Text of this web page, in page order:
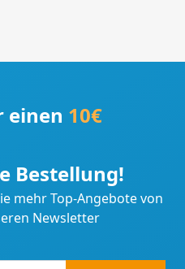
einen 10€
Bestellung!
mehr Top-Angebote von
Newsletter